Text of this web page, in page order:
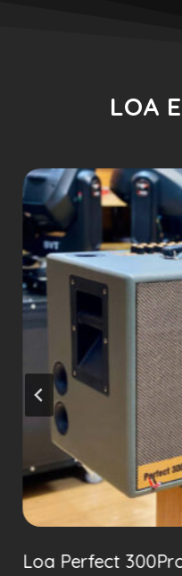
LOA
Loa Perfect